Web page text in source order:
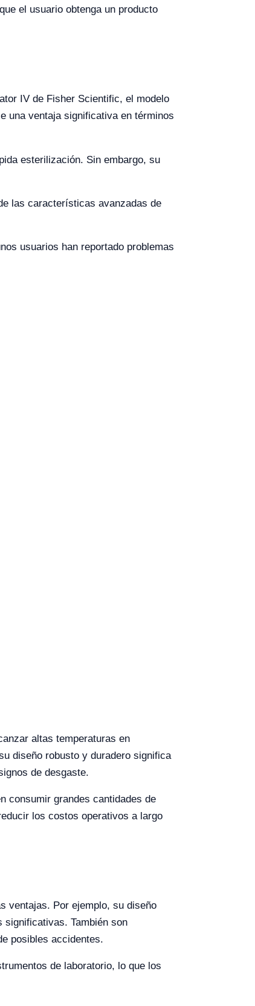
el usuario obtenga un producto
IV de Fisher Scientific, el modelo
una ventaja significativa en términos
esterilización. Sin embargo, su
las características avanzadas de
usuarios han reportado problemas
altas temperaturas en
diseño robusto y duradero significa
de desgaste.
consumir grandes cantidades de
los costos operativos a largo
ventajas. Por ejemplo, su diseño
significativas. También son
posibles accidentes.
de laboratorio, lo que los